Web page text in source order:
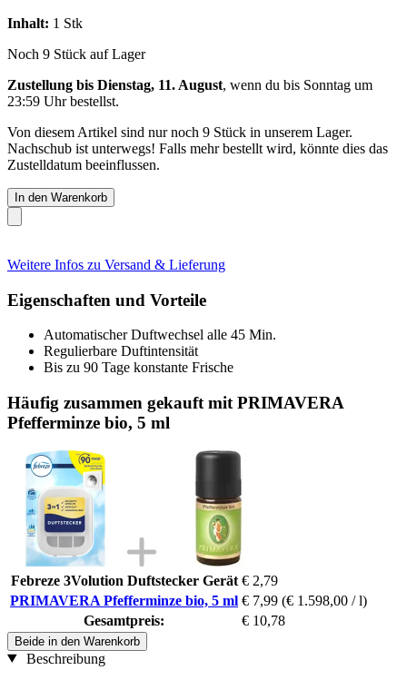
Inhalt: 1 Stk
Noch 9 Stück auf Lager
Zustellung bis Dienstag, 11. August, wenn du bis Sonntag um
23:59 Uhrbestellst.
Von diesem Artikel sind nur noch 9 Stück in unserem Lager.
Nachschub ist unterwegs! Falls mehr bestellt wird, könnte dies das
Zustelldatum beeinflussen.
In den Warenkorb
Weitere Infos zu Versand & Lieferung
Eigenschaften und Vorteile
Automatischer Duftwechsel alle 45 Min.
Regulierbare Duftintensität
Bis zu 90 Tage konstante Frische
Häufig zusammen gekauft mit PRIMAVERA
Pfefferminze bio, 5 ml
Febreze 3Volution Duftstecker Gerät € 2,79
PRIMAVERA Pfefferminze bio, 5 ml € 7,99 (€ 1.598,00 / l)
Gesamtpreis:
€ 10,78
Beide in den Warenkorb
Beschreibung